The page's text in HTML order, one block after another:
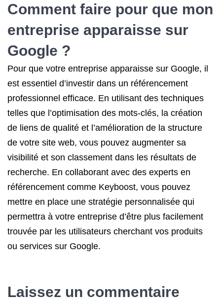
Comment faire pour que mon
entreprise apparaisse sur
Google ?
Pour que votre entreprise apparaisse sur Google, il
est essentiel d’investir dans un référencement
professionnel efficace. En utilisant des techniques
telles que l’optimisation des mots-clés, la création
de liens de qualité et l’amélioration de la structure
de votre site web, vous pouvez augmenter sa
visibilité et son classement dans les résultats de
recherche. En collaborant avec des experts en
référencement comme Keyboost, vous pouvez
mettre en place une stratégie personnalisée qui
permettra à votre entreprise d’être plus facilement
trouvée par les utilisateurs cherchant vos produits
ou services sur Google.
Laissez un commentaire